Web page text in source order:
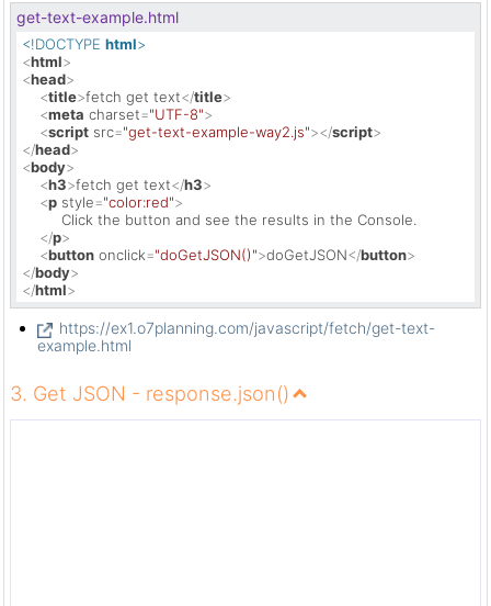
get-text-example.html
<!DOCTYPE html>
<html>
<head>
<title>fetch get text</title>
<meta charset="UTF-8">
<script src="get-text-example-way2.js"></script>
</head>
<body>
<h3>fetch get text</h3>
<p style="color:red">
         Click the button and see the results in the Console.
</p>
<button onclick="doGetJSON()">doGetJSON</button>
</body>
</html>
https://ex1.o7planning.com/javascript/fetch/get-text-
example.html
3. Get JSON - response.json()